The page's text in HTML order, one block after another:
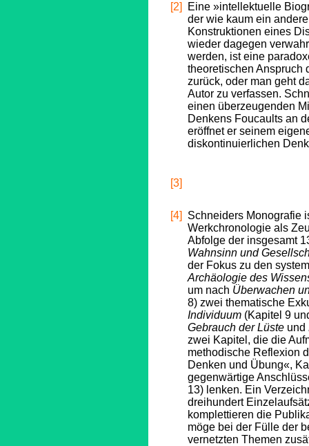
[2]
Eine »intellektuelle
der wie kaum ein
Konstruktionen eines
wieder dagegen
werden, ist eine
theoretischen Anspruch
zurück, oder man geht
Autor zu verfassen.
einen überzeugenden
Denkens Foucaults an
eröffnet er seinem
diskontinuierlichen
[3]
[4]
Schneiders Monografie
Werkchronologie als
Abfolge der insgesamt
Wahnsinn und
der Fokus zu den
Archäologie des
um nach Überwachen
8) zwei thematische
Individuum (Kapitel 9
Gebrauch der Lüste und
zwei Kapitel, die die
methodische Reflexion
Denken und Übung«,
gegenwärtige
13) lenken. Ein
dreihundert
komplettieren die
möge bei der Fülle der
vernetzten Themen